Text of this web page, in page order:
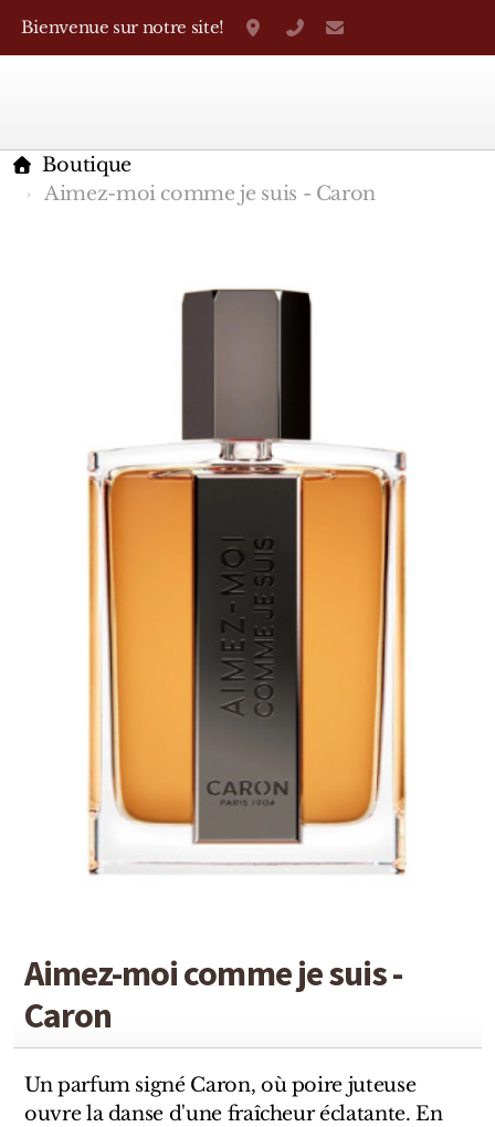
Bienvenue sur notre site! Grand-Rue 38, Genève
+41 22 310 38 75
Boutique
Aimez-moi comme je suis - Caron
Aimez-moi comme je suis -
Caron
Un parfum signé Caron, où poire juteuse
ouvre la danse d'une fraîcheur éclatante. En
Isabelle Burdel
Maitre Parfumeur et Gantier
Parfum d'Empire
Stéphane Humbert Lucas
The Different Company
Sensatio
Marques Italiennes